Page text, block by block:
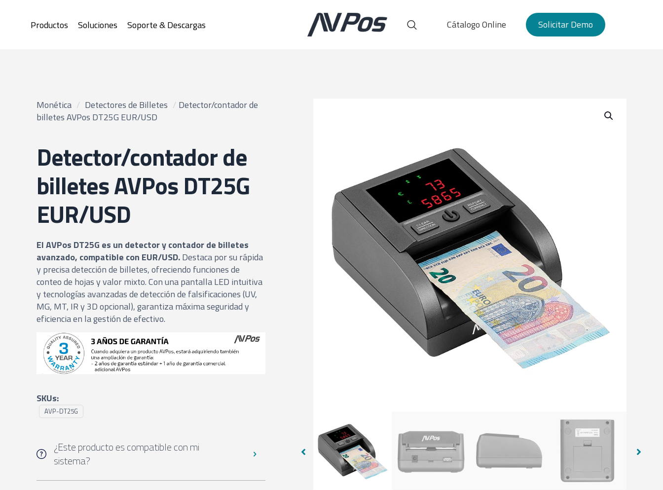
Productos Soluciones Soporte & Descargas Cátalogo Online Solicitar Demo
Monética / Detectores de Billetes / Detector/contador de
billetes AVPos DT25G EUR/USD
Detector/contador de
billetes AVPos DT25G
EUR/USD
El AVPos DT25G es un detector y contador de billetes
avanzado, compatible con EUR/USD.Destaca por su rápida
y precisa detección de billetes, ofreciendo funciones de
conteo de hojas y valor mixto. Con una pantalla LED intuitiva
y tecnologías avanzadas de detección de falsificaciones (UV,
MG, MT, IR y 3D opcional), garantiza máxima seguridad y
eficiencia en la gestión de efectivo.
SKUs:
AVP-DT25G
¿Este producto es compatible con mi
sistema?